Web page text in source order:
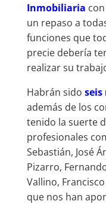
Inmobiliaria
un repaso a
funciones que
precie debería
realizar su
Habrán sido seis
además de los
tenido la suerte
profesionales
Sebastián, José
Pizarro,
Vallino,
que nos han